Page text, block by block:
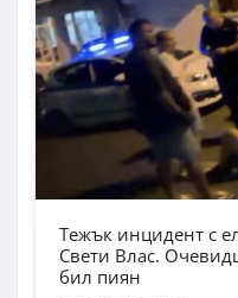
Тежък инцидент с
Свети Влас.
бил пиян